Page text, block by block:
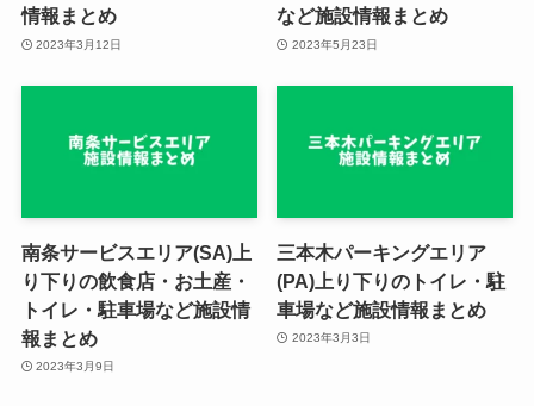
情報まとめ
2023年3月12日
など施設情報まとめ
2023年5月23日
南条サービスエリア(SA)上
り下りの飲食店・お土産・
トイレ・駐車場など施設情
報まとめ
2023年3月9日
三本木パーキングエリア
(PA)上り下りのトイレ・駐
車場など施設情報まとめ
2023年3月3日